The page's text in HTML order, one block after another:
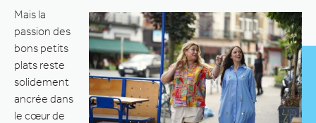
Mais la
passion des
bons petits
plats reste
solidement
ancrée dans
le cœur de